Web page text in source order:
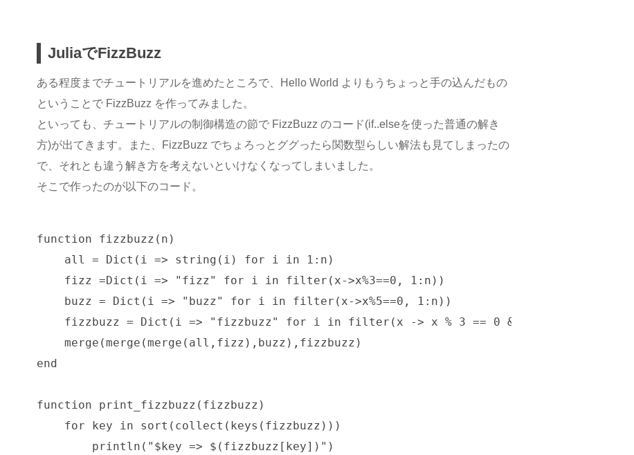
JuliaでFizzBuzz
ある程度までチュートリアルを進めたところで、Hello World よりもうちょっと手の込んだもの
ということで FizzBuzz を作ってみました。
といっても、チュートリアルの制御構造の節で FizzBuzz のコード(if..elseを使った普通の解き
方)が出てきます。また、FizzBuzz でちょろっとググったら関数型らしい解法も見てしまったの
で、それとも違う解き方を考えないといけなくなってしまいました。
そこで作ったのが以下のコード。
function fizzbuzz(n)
    all = Dict(i => string(i) for i in 1:n)
    fizz =Dict(i => "fizz" for i in filter(x->x%3==0, 1:n))
    buzz = Dict(i => "buzz" for i in filter(x->x%5==0, 1:n))
fizzbuzz = Dict(i => "fizzbuzz" for i in filter(x -> x % 3 == 0 && x % 5 == 0,
    merge(merge(merge(all,fizz),buzz),fizzbuzz)
end
function print_fizzbuzz(fizzbuzz)
    for key in sort(collect(keys(fizzbuzz)))
        println("$key => $(fizzbuzz[key])")